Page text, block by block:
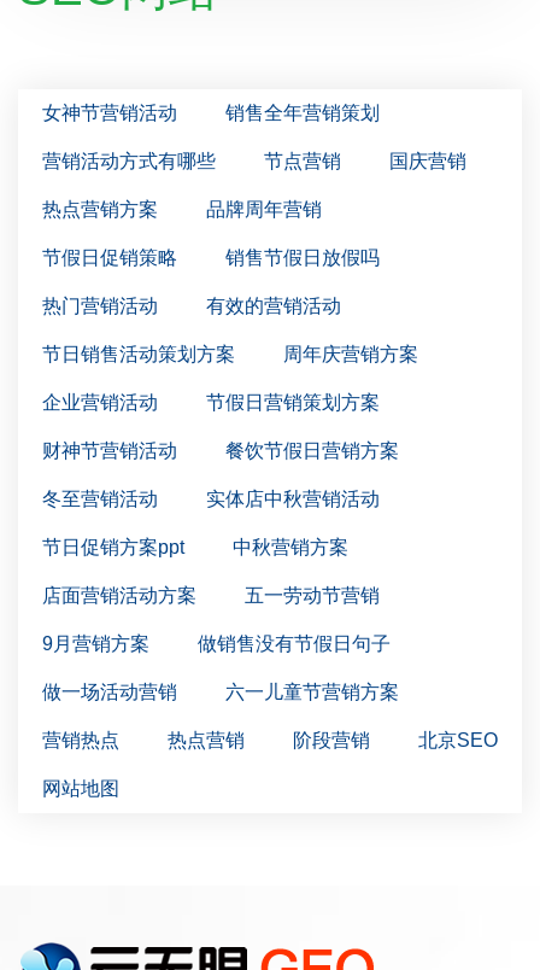
女神节营销活动 销售全年营销策划
营销活动方式有哪些 节点营销 国庆营销
热点营销方案 品牌周年营销
节假日促销策略 销售节假日放假吗
热门营销活动 有效的营销活动
节日销售活动策划方案 周年庆营销方案
企业营销活动 节假日营销策划方案
财神节营销活动 餐饮节假日营销方案
冬至营销活动 实体店中秋营销活动
节日促销方案ppt 中秋营销方案
店面营销活动方案 五一劳动节营销
9月营销方案 做销售没有节假日句子
做一场活动营销 六一儿童节营销方案
营销热点 热点营销 阶段营销 北京SEO
网站地图